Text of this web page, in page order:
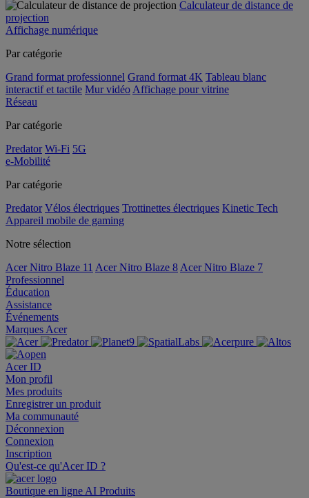
Calculateur de distance de
projection
Affichage numérique
Par catégorie
Grand format professionnel Grand format 4K Tableau blanc
interactif et tactile Mur vidéo Affichage pour vitrine
Réseau
Par catégorie
Predator Wi-Fi 5G
e-Mobilité
Par catégorie
Predator Vélos électriques Trottinettes électriques Kinetic Tech
Appareil mobile de gaming
Notre sélection
Acer Nitro Blaze 11 Acer Nitro Blaze 8 Acer Nitro Blaze 7
Professionnel
Éducation
Assistance
Événements
Marques Acer
Acer ID
Mon profil
Mes produits
Enregistrer un produit
Ma communauté
Déconnexion
Connexion
Inscription
Qu'est-ce qu'Acer ID ?
Boutique en ligne AI Produits